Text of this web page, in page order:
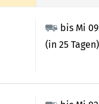
bis Mi
(in 25 Tagen)